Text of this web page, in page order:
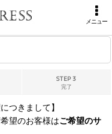
メニュー
STEP 3
完了
つきまして】
望のお客様はご希望のサ